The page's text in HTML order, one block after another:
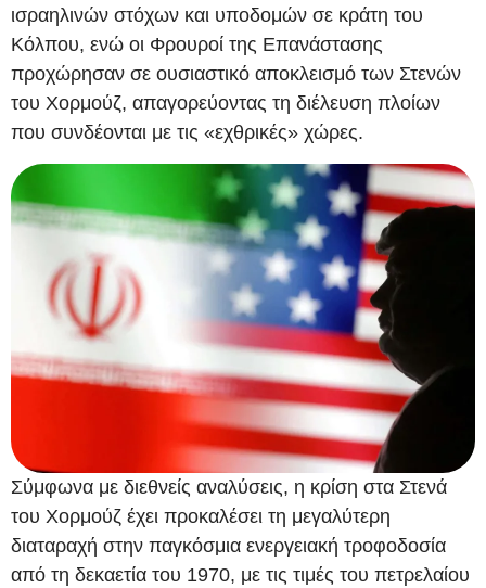
ισραηλινών στόχων και υποδομών σε κράτη του
Κόλπου, ενώ οι Φρουροί της Επανάστασης
προχώρησαν σε ουσιαστικό αποκλεισμό των Στενών
του Χορμούζ, απαγορεύοντας τη διέλευση πλοίων
που συνδέονται με τις «εχθρικές» χώρες.
Σύμφωνα με διεθνείς αναλύσεις, η κρίση στα Στενά
του Χορμούζ έχει προκαλέσει τη μεγαλύτερη
διαταραχή στην παγκόσμια ενεργειακή τροφοδοσία
από τη δεκαετία του 1970, με τις τιμές του πετρελαίου